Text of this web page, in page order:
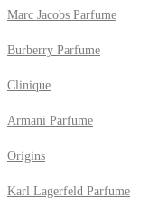
Marc Jacobs Parfume
Burberry Parfume
Clinique
Armani Parfume
Origins
Karl Lagerfeld Parfume